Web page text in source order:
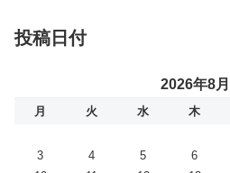
投稿日付
2026年8月
月 火 水 木
3
4 5 6